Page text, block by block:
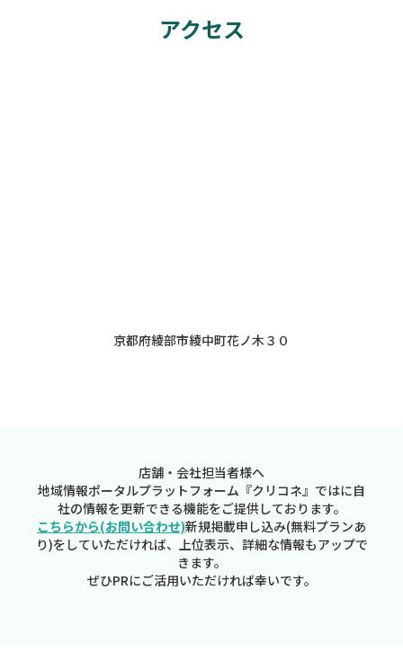
アクセス
京都府綾部市綾中町花ノ木３０
店舗・会社担当者様へ
地域情報ポータルプラットフォーム『クリコネ』ではに自
社の情報を更新できる機能をご提供しております。
こちらから(お問い合わせ)新規掲載申し込み(無料プランあ
り)をしていただければ、上位表示、詳細な情報もアップで
きます。
ぜひPRにご活用いただければ幸いです。